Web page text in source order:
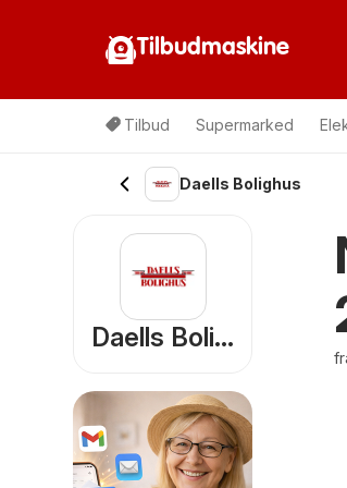
Tilbudmaskine
Tilbud Supermarked
Daells Bolighus
Daells Bolighus